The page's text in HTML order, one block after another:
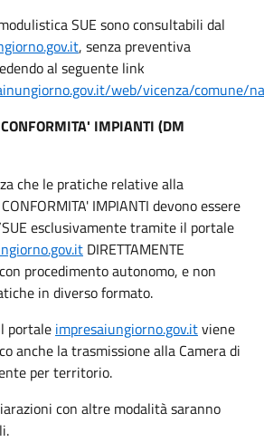
SUE sono consultabili dal
, senza preventiva
al seguente link
web/vicenza/comune/
IMPIANTI (DM
che le pratiche relative alla
IMPIANTI devono essere
esclusivamente tramite il portale
DIRETTAMENTE
procedimento autonomo, e non
in diverso formato.
portale impresaiungiorno.gov.itviene
anche la trasmissione alla Camera di
per territorio.
con altre modalità saranno